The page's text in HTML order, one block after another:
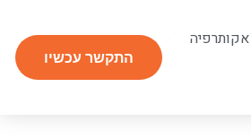
אקותרפיה
התקשר עכשיו